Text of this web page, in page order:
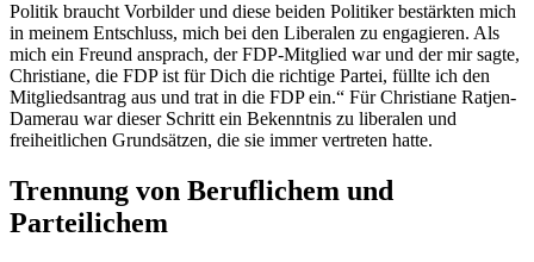
Politik braucht Vorbilder und diese beiden Politiker bestärkten mich
in meinem Entschluss, mich bei den Liberalen zu engagieren. Als
mich ein Freund ansprach, der FDP-Mitglied war und der mir sagte,
Christiane, die FDP ist für Dich die richtige Partei, füllte ich den
Mitgliedsantrag aus und trat in die FDP ein.“ Für Christiane Ratjen-
Damerau war dieser Schritt ein Bekenntnis zu liberalen und
freiheitlichen Grundsätzen, die sie immer vertreten hatte.
Trennung von Beruflichem und
Parteilichem